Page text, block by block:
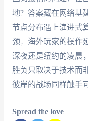
地？答案藏在网络基
节点分布遇上演进式
颈，海外玩家的操作
深夜还是纽约的凌晨
胜负只取决于技术而
彼岸的战场同样触手
Spread the love